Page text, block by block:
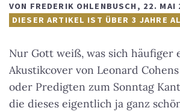
VON FREDERIK OHLENBUSCH, 22. MAI
DIESER ARTIKEL IST ÜBER 3 JAHRE
Nur Gott weiß, was sich häufiger
Akustikcover von Leonard
oder Predigten zum Sonntag
die dieses eigentlich ja ganz